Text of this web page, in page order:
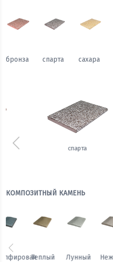
бронза спарта сахара
Предыдущий
КОМПОЗИТНЫЙ КАМЕНЬ
Осенний
Каменный Песчаный
Предыдущий